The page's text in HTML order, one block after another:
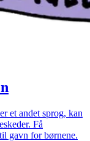
et andet sprog, kan
Få
gavn for børnene.